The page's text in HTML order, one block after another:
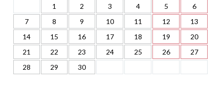
1 2 3 4 5
6
7
8 9 10 11 12
13
14
15 16 17 18 19
20
21
22 23 24 25 26
27
28
29 30